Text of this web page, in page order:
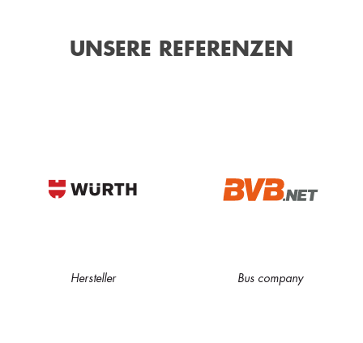
UNSERE REFERENZEN
Hersteller Bus company